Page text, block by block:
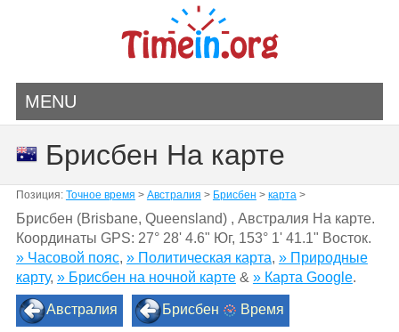
MENU
Брисбен На карте
Позиция: Точное время > Австралия > Брисбен > карта>
Брисбен (Brisbane, Queensland) , Австралия На карте.
Координаты GPS: 27° 28' 4.6" Юг, 153° 1' 41.1" Восток.
» Часовой пояс, » Политическая карта, » Природные
карту, » Брисбен на ночной карте& » Карта Google.
Австралия Брисбен Время